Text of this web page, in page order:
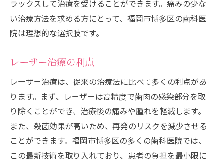
ラックスして治療を受けることができます。痛みの少な
い治療方法を求める方にとって、福岡市博多区の歯科医
院は理想的な選択肢です。
レーザー治療の利点
レーザー治療は、従来の治療法に比べて多くの利点があ
ります。まず、レーザーは高精度で歯肉の感染部分を取
り除くことができ、治療後の痛みや腫れを軽減します。
また、殺菌効果が高いため、再発のリスクを減少させる
ことができます。福岡市博多区の多くの歯科医院では、
この最新技術を取り入れており、患者の負担を最小限に